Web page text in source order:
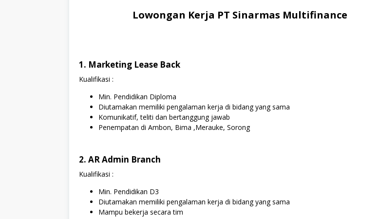
Lowongan Kerja PT Sinarmas Multifinance
1. Marketing Lease Back
Kualifikasi :
Min. Pendidikan Diploma
Diutamakan memiliki pengalaman kerja di bidang yang sama
Komunikatif, teliti dan bertanggung jawab
Penempatan di Ambon, Bima ,Merauke, Sorong
2. AR Admin Branch
Kualifikasi :
Min. Pendidikan D3
Diutamakan memiliki pengalaman kerja di bidang yang sama
Mampu bekerja secara tim